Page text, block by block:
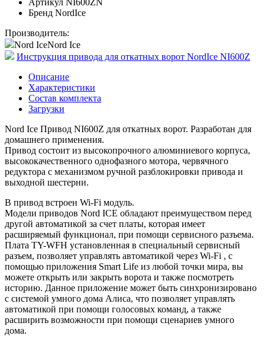
Артикул NI600ZN
Бренд NordIce
Производитель:
Nord IceNord Ice
Инструкция привода для откатных ворот NordIce NI600Z
Описание
Характеристики
Состав комплекта
Загрузки
Nord Ice Привод NI600Z для откатных ворот. Разработан для
домашнего применения.
Привод состоит из высокопрочного алюминиевого корпуса,
высококачественного однофазного мотора, червячного
редуктора с механизмом ручной разблокировки привода и
выходной шестерни.
В привод встроен Wi-Fi модуль.
Модели приводов Nord ICE обладают преимуществом перед
другой автоматикой за счет платы, которая имеет
расширяемый функционал, при помощи сервисного разъема.
Плата TY-WFH установленная в специальный сервисный
разъем, позволяет управлять автоматикой через Wi-Fi , с
помощью приложения Smart Life из любой точки мира, вы
можете открыть или закрыть ворота и также посмотреть
историю. Данное приложение может быть синхронизировано
с системой умного дома Алиса, что позволяет управлять
автоматикой при помощи голосовых команд, а также
расширить возможности при помощи сценариев умного
дома.